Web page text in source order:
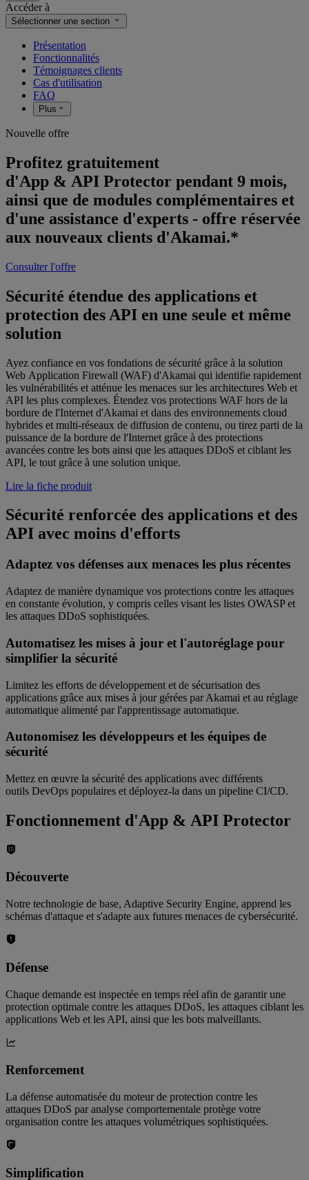
Accéder à
Sélectionner une section
Présentation
Fonctionnalités
Témoignages clients
Cas d'utilisation
FAQ
Plus
Nouvelle offre
Profitez gratuitement
d'App & API Protector pendant 9 mois,
ainsi que de modules complémentaires et
d'une assistance d'experts - offre réservée
aux nouveaux clients d'Akamai.*
Consulter l'offre
Sécurité étendue des applications et
protection des API en une seule et même
solution
Ayez confiance en vos fondations de sécurité grâce à la solution
Web Application Firewall (WAF) d'Akamai qui identifie rapidement
les vulnérabilités et atténue les menaces sur les architectures Web et
API les plus complexes. Étendez vos protections WAF hors de la
bordure de l'Internet d'Akamai et dans des environnements cloud
hybrides et multi-réseaux de diffusion de contenu, ou tirez parti de la
puissance de la bordure de l'Internet grâce à des protections
avancées contre les bots ainsi que les attaques DDoS et ciblant les
API, le tout grâce à une solution unique.
Lire la fiche produit
Sécurité renforcée des applications et des
API avec moins d'efforts
Adaptez vos défenses aux menaces les plus récentes
Adaptez de manière dynamique vos protections contre les attaques
en constante évolution, y compris celles visant les listes OWASP et
les attaques DDoS sophistiquées.
Automatisez les mises à jour et l'autoréglage pour
simplifier la sécurité
Limitez les efforts de développement et de sécurisation des
applications grâce aux mises à jour gérées par Akamai et au réglage
automatique alimenté par l'apprentissage automatique.
Autonomisez les développeurs et les équipes de
sécurité
Mettez en œuvre la sécurité des applications avec différents
outils DevOps populaires et déployez-la dans un pipeline CI/CD.
Fonctionnement d'App & API Protector
Découverte
Notre technologie de base, Adaptive Security Engine, apprend les
schémas d'attaque et s'adapte aux futures menaces de cybersécurité.
Défense
Chaque demande est inspectée en temps réel afin de garantir une
protection optimale contre les attaques DDoS, les attaques ciblant les
applications Web et les API, ainsi que les bots malveillants.
Renforcement
La défense automatisée du moteur de protection contre les
attaques DDoS par analyse comportementale protège votre
organisation contre les attaques volumétriques sophistiquées.
Simplification